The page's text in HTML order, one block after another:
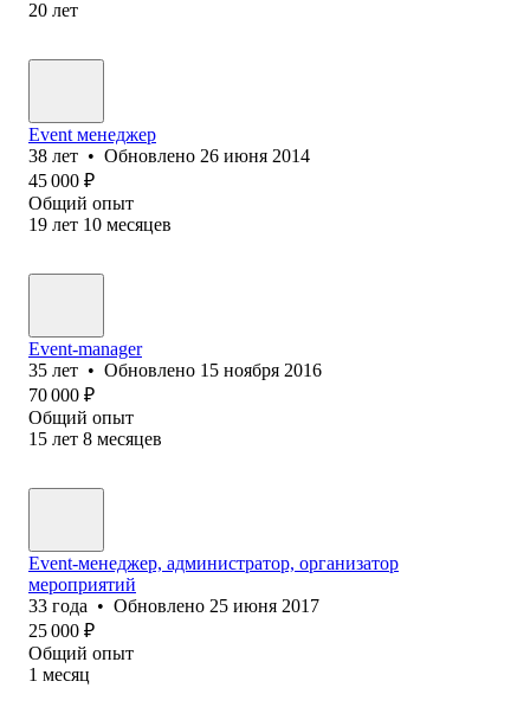
20 лет
Event менеджер
38 лет • Обновлено 26 июня 2014
45 000 ₽
Общий опыт
19 лет 10 месяцев
Event-manager
35 лет • Обновлено 15 ноября 2016
70 000 ₽
Общий опыт
15 лет 8 месяцев
Event-менеджер, администратор, организатор
мероприятий
33 года • Обновлено 25 июня 2017
25 000 ₽
Общий опыт
1 месяц